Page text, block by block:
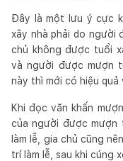
Đây là một lưu ý cực
xây nhà phải do người
chủ không được tuổi
và người được mượn
này thì mới có hiệu quả
Khi đọc văn khấn
của người được mượn
làm lễ, gia chủ cũng
trí làm lễ, sau khi cúng